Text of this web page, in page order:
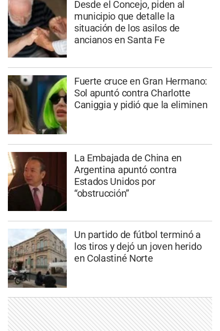
Desde el Concejo, piden al
municipio que detalle la
situación de los asilos de
ancianos en Santa Fe
Fuerte cruce en Gran Hermano:
Sol apuntó contra Charlotte
Caniggia y pidió que la eliminen
La Embajada de China en
Argentina apuntó contra
Estados Unidos por
“obstrucción”
Un partido de fútbol terminó a
los tiros y dejó un joven herido
en Colastiné Norte